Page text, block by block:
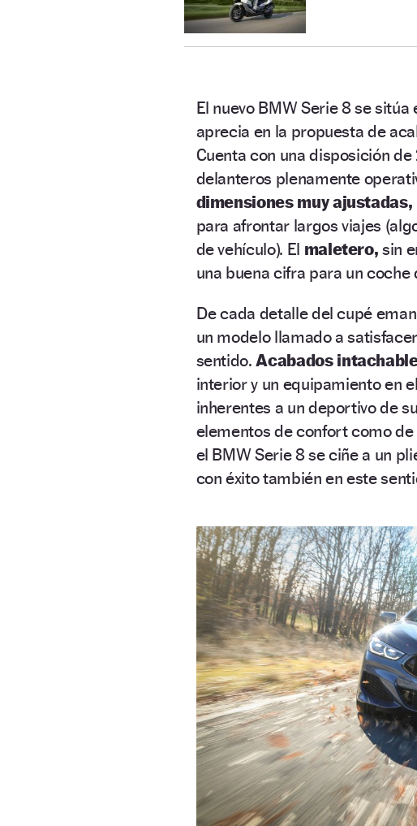
El nuevo BMW Serie 8 se
aprecia en la propuesta de
Cuenta con una disposición
delanteros plenamente
dimensiones muy ajustadas,
para afrontar largos viajes
de vehículo). El maletero, sin
una buena cifra para un coche
De cada detalle del cupé
un modelo llamado a
sentido.Acabados
interior y un equipamiento en
inherentes a un deportivo de
elementos de confort como
el BMW Serie 8 se ciñe a un
con éxito también en este